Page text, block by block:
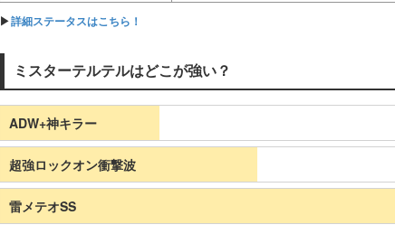
▶詳細ステータスはこちら！
ミスターテルテルはどこが強い？
ADW+神キラー
超強ロックオン衝撃波
雷メテオSS